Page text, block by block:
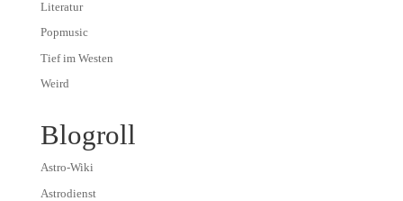
Literatur
Popmusic
Tief im Westen
Weird
Blogroll
Astro-Wiki
Astrodienst